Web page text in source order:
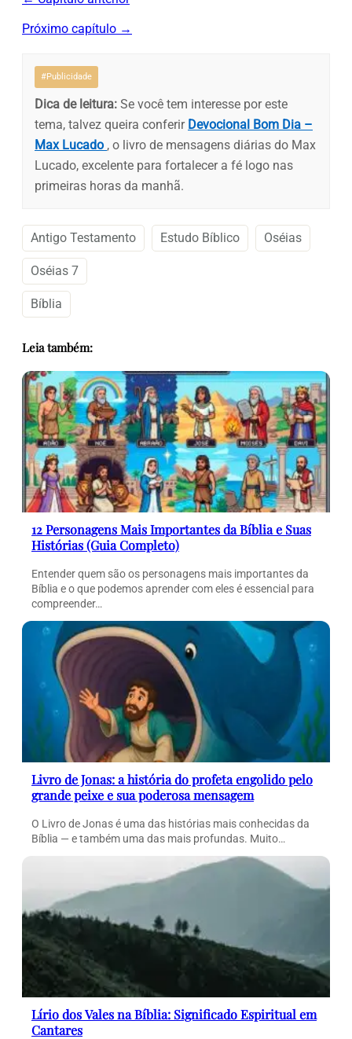
Próximo capítulo →
#Publicidade
Dica de leitura: Se você tem interesse por este
tema, talvez queira conferir Devocional Bom Dia –
Max Lucado , o livro de mensagens diárias do Max
Lucado, excelente para fortalecer a fé logo nas
primeiras horas da manhã.
Antigo Testamento Estudo Bíblico Oséias
Oséias 7
Bíblia
Leia também:
12 Personagens Mais Importantes da Bíblia e Suas
Histórias (Guia Completo)
Entender quem são os personagens mais importantes da
Bíblia e o que podemos aprender com eles é essencial para
compreender…
Livro de Jonas: a história do profeta engolido pelo
grande peixe e sua poderosa mensagem
O Livro de Jonas é uma das histórias mais conhecidas da
Bíblia — e também uma das mais profundas. Muito…
Lírio dos Vales na Bíblia: Significado Espiritual em
Cantares